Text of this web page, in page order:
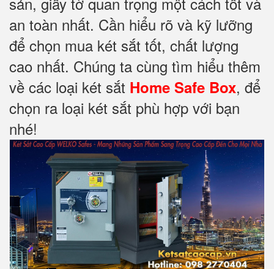
an toàn nhất. Cần hiểu rõ và kỹ lưỡng
để chọn mua két sắt tốt, chất lượng
cao nhất. Chúng ta cùng tìm hiểu thêm
về các loại két sắt Home Safe Box, để
chọn ra loại két sắt phù hợp với bạn
nhé!